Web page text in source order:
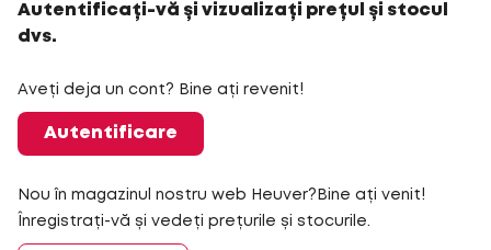
Autentificați-vă și vizualizați prețul și stocul
dvs.
Aveți deja un cont? Bine ați revenit!
Autentificare
Nou în magazinul nostru web Heuver?Bine ați venit!
Înregistrați-vă și vedeți prețurile și stocurile.